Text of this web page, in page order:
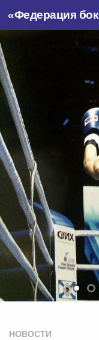
НОВОСТИ